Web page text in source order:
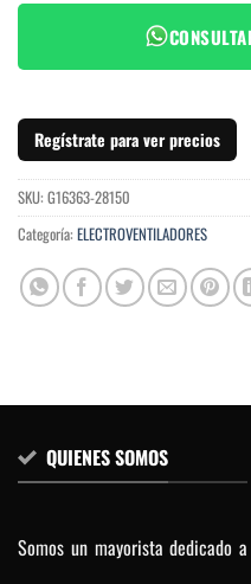
Regístrate para ver precios
SKU: G16363-28150
Categoría: ELECTROVENTILADORES
QUIENES SOMOS
Somos un mayorista dedicado a